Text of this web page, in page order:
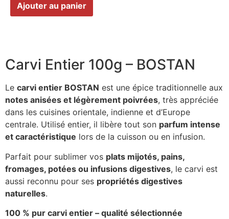
Ajouter au panier
Carvi Entier 100g – BOSTAN
Le carvi entier BOSTAN est une épice traditionnelle aux
notes anisées et légèrement poivrées, très appréciée
dans les cuisines orientale, indienne et d’Europe
centrale. Utilisé entier, il libère tout son parfum intense
et caractéristique lors de la cuisson ou en infusion.
Parfait pour sublimer vos plats mijotés, pains,
fromages, potées ou infusions digestives, le carvi est
aussi reconnu pour ses propriétés digestives
naturelles.
100 % pur carvi entier – qualité sélectionnée